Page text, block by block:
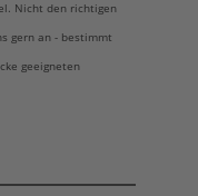
Nicht den richtigen
gern an - bestimmt
geeigneten